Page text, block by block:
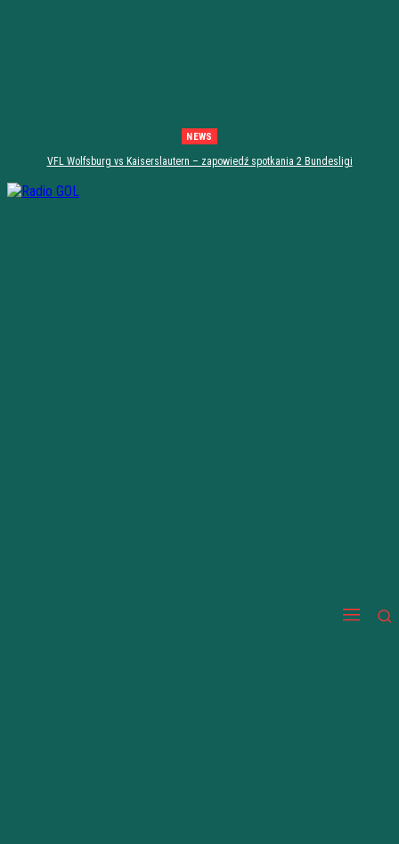
NEWS
VFL Wolfsburg vs Kaiserslautern – zapowiedź spotkania 2 Bundesligi